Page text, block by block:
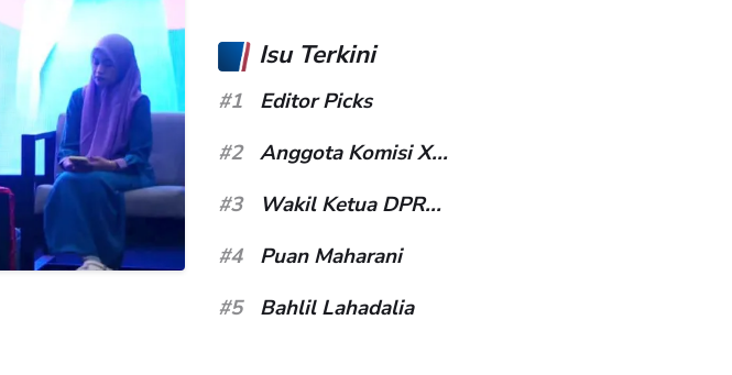
Isu Terkini
#1
Editor Picks
#2
Anggota Komisi X...
#3
Wakil Ketua DPR...
#4
Puan Maharani
#5
Bahlil Lahadalia